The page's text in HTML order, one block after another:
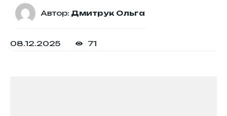
Автор: Дмитрук Ольга
08.12.2025 71